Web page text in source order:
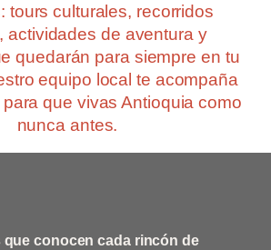
tours culturales, recorridos
actividades de aventura y
quedarán para siempre en tu
equipo local te acompaña
que vivas Antioquia como
nunca antes.
que conocen cada rincón de